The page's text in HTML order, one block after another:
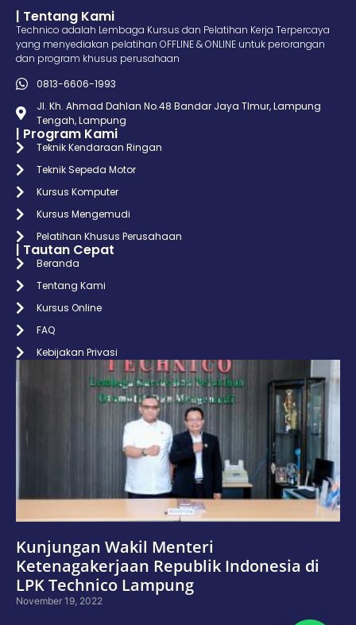
| Tentang Kami
Technico adalah Lembaga Kursus dan Pelatihan Kerja Terpercaya
yang menyediakan pelatihan OFFLINE & ONLINE untuk perorangan
dan program khusus perusahaan
0813-6606-1993
Jl. Kh. Ahmad Dahlan No.48 Bandar Jaya TImur, Lampung
Tengah, Lampung
| Program Kami
Teknik Kendaraan Ringan
Teknik Sepeda Motor
Kursus Komputer
Kursus Mengemudi
Pelatihan Khusus Perusahaan
| Tautan Cepat
Beranda
Tentang Kami
Kursus Online
FAQ
Kebijakan Privasi
Kunjungan Wakil Menteri
Ketenagakerjaan Republik Indonesia di
LPK Technico Lampung
November 19, 2022